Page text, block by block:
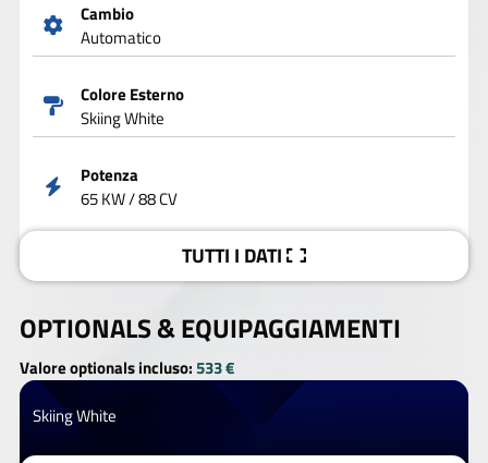
Cambio
Automatico
Colore Esterno
Skiing White
Potenza
65 KW / 88 CV
TUTTI I DATI
OPTIONALS &EQUIPAGGIAMENTI
Valore optionals incluso:533 €
Skiing White